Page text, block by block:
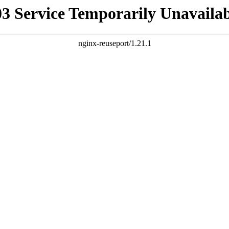
Service Temporarily
nginx-reuseport/1.21.1